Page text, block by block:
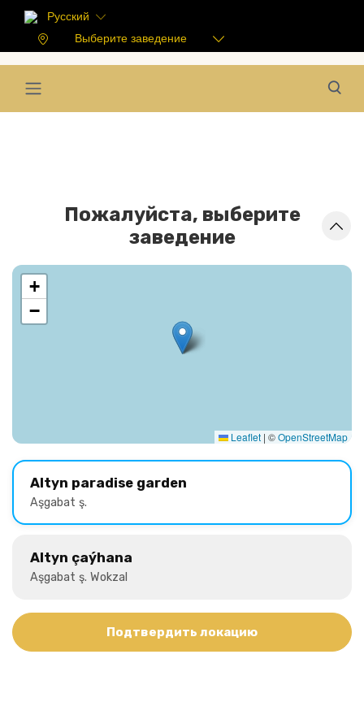
Русский
Выберите заведение
Пожалуйста, выберите
заведение
+
−
Leaflet | ©OpenStreetMap
Altyn paradise garden
Aşgabat ş.
Altyn çaýhana
Aşgabat ş. Wokzal
Подтвердить локацию